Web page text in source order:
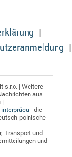
s.r.o. | Weitere
aus
|
interpráca- die
polnische
Transport und
und